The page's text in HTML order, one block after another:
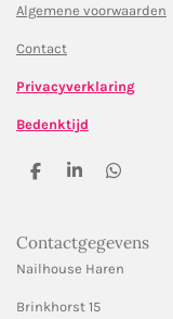
Algemene voorwaarden
Contact
Privacyverklaring
Bedenktijd
D
n
S
e
D
n
Contactgegevens
Nailhouse Haren
Brinkhorst 15